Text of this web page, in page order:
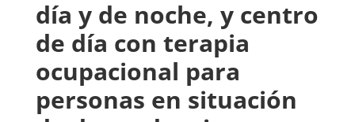
día y de noche, y centro
de día con terapia
ocupacional para
personas en situación